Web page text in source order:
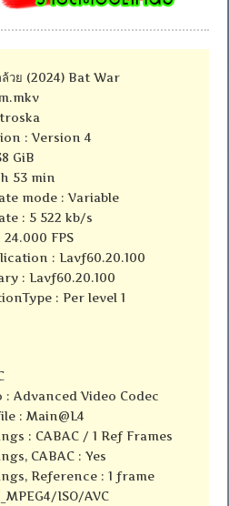
ล้วย (2024) Bat War
: Version 4
GiB
53 min
mode : Variable
: 5 522 kb/s
FPS
: Lavf60.20.100
: Lavf60.20.100
: Per level 1
Advanced Video Codec
: Main@L4
: CABAC / 1 Ref Frames
CABAC : Yes
Reference : 1 frame
ISO/AVC